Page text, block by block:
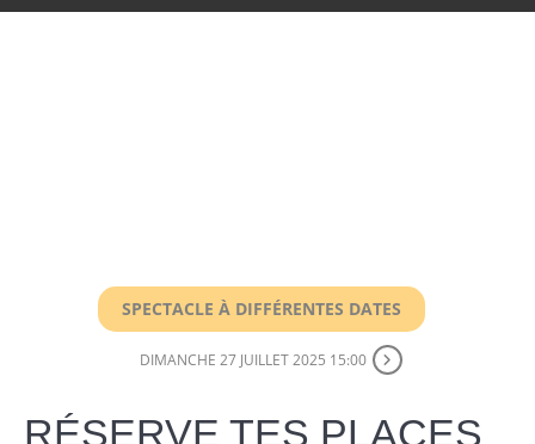
SPECTACLE À DIFFÉRENTES DATES
DIMANCHE 27 JUILLET 2025 15:00
RÉSERVE TES PLACES